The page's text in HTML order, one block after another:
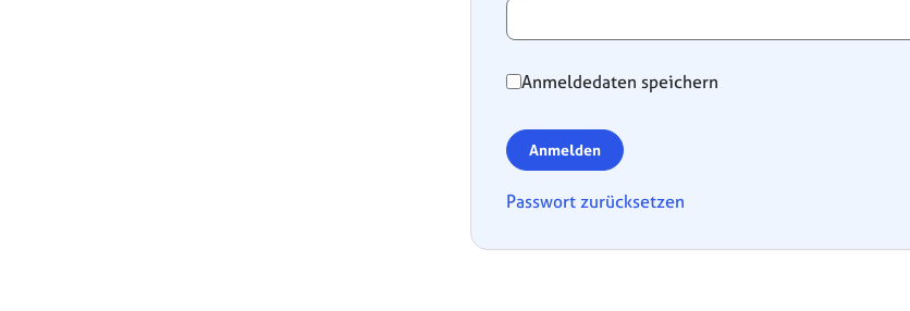
Anmeldedaten speichern
Anmelden
Passwort zurücksetzen